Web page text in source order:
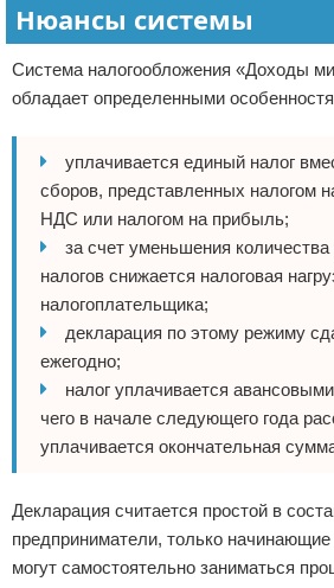
Нюансы системы
Система налогообложения «Доходы
обладает определенными
уплачивается единый налог
сборов, представленных налогом
НДС или налогом на прибыль;
за счет уменьшения
налогов снижается налоговая
налогоплательщика;
декларация по этому режиму
ежегодно;
налог уплачивается
чего в начале следующего года
уплачивается окончательная
Декларация считается простой в
предприниматели, только
могут самостоятельно заниматься